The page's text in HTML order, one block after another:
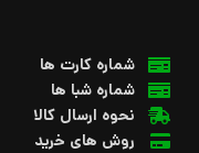
شماره کارت ها
شماره شبا ها
نحوه ارسال کالا
روش های خرید